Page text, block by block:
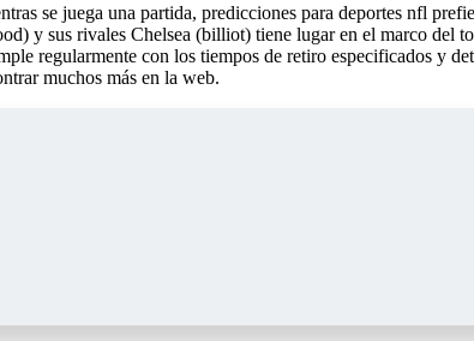
se juega una partida, predicciones para deportes nfl
y sus rivales Chelsea (billiot) tiene lugar en el marco del
regularmente con los tiempos de retiro especificados y
muchos más en la web.